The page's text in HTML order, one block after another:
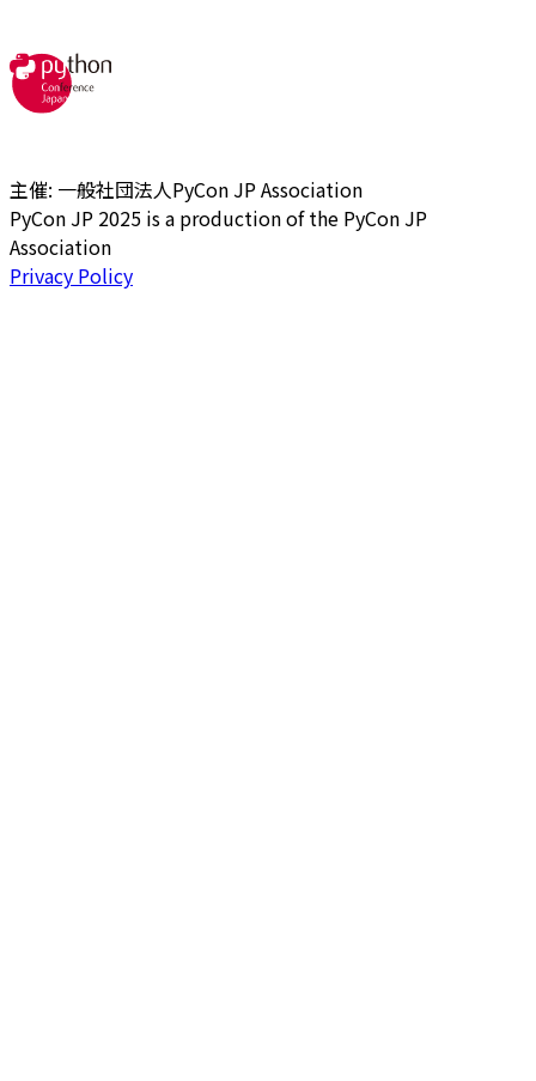
主催: 一般社団法人PyCon JP Association
PyCon JP 2025 is a production of the PyCon JP
Association
Privacy Policy